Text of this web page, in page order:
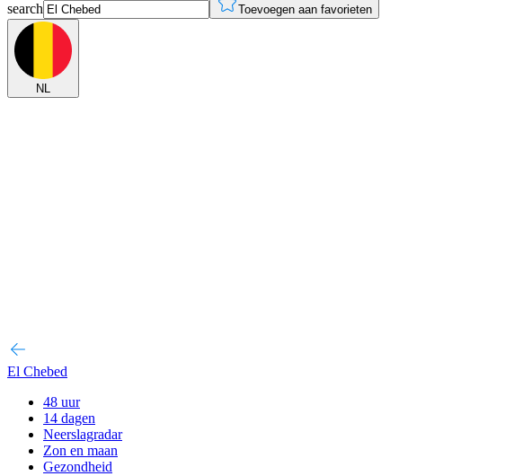
search Toevoegen aan favorieten
NL
El Chebed
48 uur
14 dagen
Neerslagradar
Zon en maan
Gezondheid